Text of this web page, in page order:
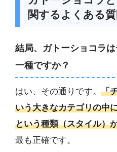
関するよくある質
結局、ガトーショコラ
一種ですか？
はい、その通りです。 「
いう大きなカテゴリの中
という種類（スタイル）
最も正確です。